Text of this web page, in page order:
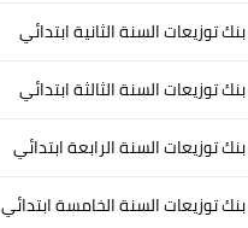
بنك توزيعات السنة الثانية ابتدائي
بنك توزيعات السنة الثالثة ابتدائي
بنك توزيعات السنة الرابعة ابتدائي
بنك توزيعات السنة الخامسة ابتدائي